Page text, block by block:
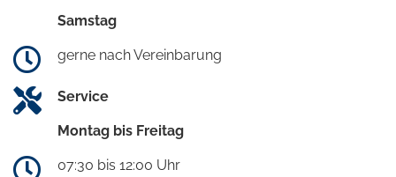
Samstag
gerne nach Vereinbarung
Service
Montag bis Freitag
07:30 bis 12:00 Uhr